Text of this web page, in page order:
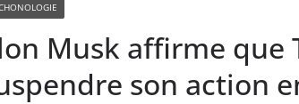
Musk affirme que
son action